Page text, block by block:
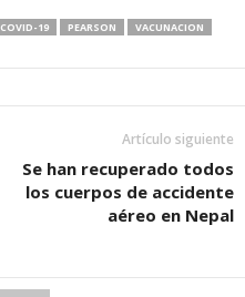
COVID-19 PEARSON
VACUNACION
Artículo siguiente
Se han recuperado todos
los cuerpos de accidente
aéreo en Nepal